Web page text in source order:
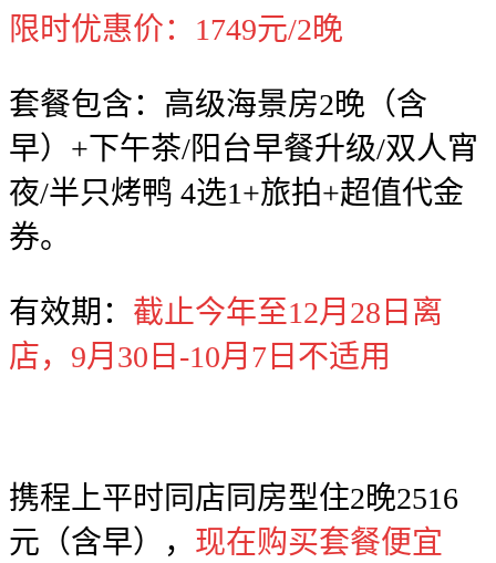
限时优惠价：1749元/2晚
套餐包含：高级海景房2晚（含
早）+下午茶/阳台早餐升级/双人宵
夜/半只烤鸭 4选1+旅拍+超值代金
券。
有效期： 截止今年至12月28日离
店，9月30日-10月7日不适用
携程上平时同店同房型住2晚2516
元（含早）， 现在购买套餐便宜